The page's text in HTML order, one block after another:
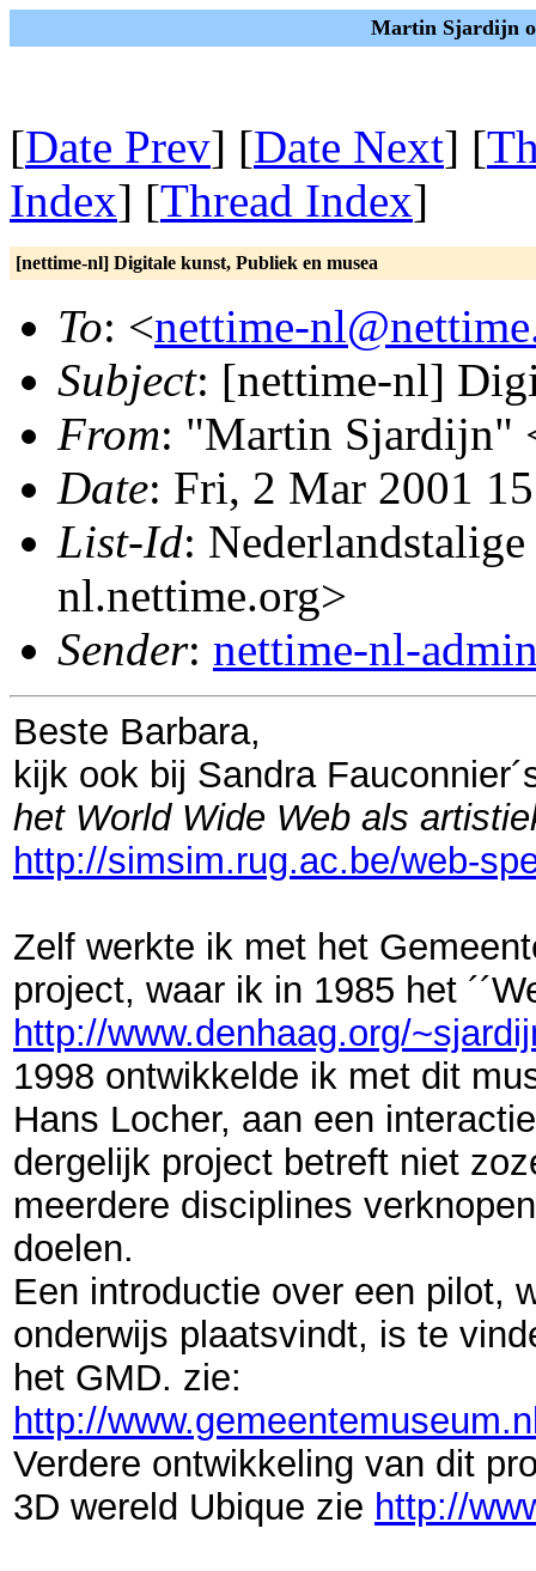
Martin Sjardijn
[Date Prev] [Date Next] [
Index] [Thread Index]
[nettime-nl] Digitale kunst, Publiek en musea
To: <nettime-
Subject: [nettime-nl]
From: "Martin Sjardijn"
Date: Fri, 2 Mar 2001
List-Id:
nl.nettime.org>
Sender: nettime-nl-
Beste Barbara,
kijk ook bij Sandra
het World Wide Web als
http://simsim.rug.ac.be/web-
Zelf werkte ik met het
project, waar ik in 1985 het
http://www.denhaag.org/
1998 ontwikkelde ik met dit
Hans Locher, aan een
dergelijk project betreft niet
meerdere disciplines
doelen.
Een introductie over een pilot,
onderwijs plaatsvindt, is te
het GMD. zie:
http://
Verdere ontwikkeling van dit
3D wereld Ubique zie http://